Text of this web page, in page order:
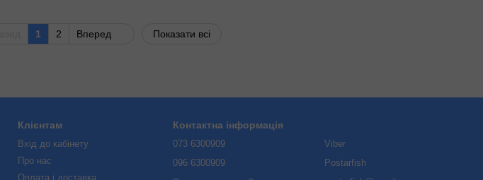
1 2 Вперед Показати всі
Клієнтам
Вхід до кабінету
Про нас
Оплата і доставка
Контактна інформація
073 6300909
096 6300909
Viber
Postarfish